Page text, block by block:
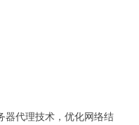
代理技术，优化网络结